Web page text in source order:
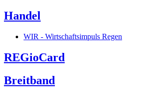
Handel
WIR - Wirtschaftsimpuls Regen
REGioCard
Breitband